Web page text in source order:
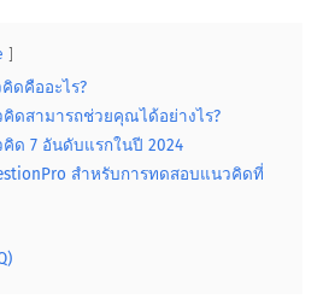
ดคืออะไร?
ดสามารถช่วยคุณได้อย่างไร?
ด 7 อันดับแรกในปี 2024
สําหรับการทดสอบแนวคิดที่